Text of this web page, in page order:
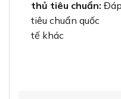
thủ tiêu chuẩn:
tiêu chuẩn quốc
tế khác